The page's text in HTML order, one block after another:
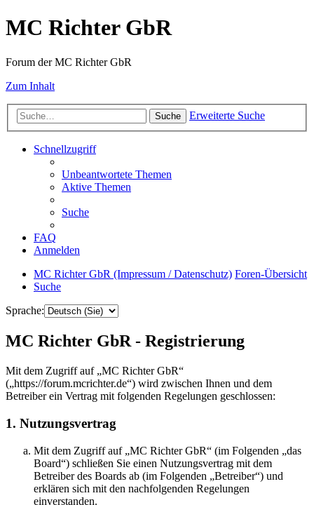
MC Richter GbR
Forum der MC Richter GbR
Zum Inhalt
Suche Erweiterte Suche
Schnellzugriff
Unbeantwortete Themen
Aktive Themen
Suche
FAQ
Anmelden
MC Richter GbR (Impressum / Datenschutz) Foren-Übersicht
Suche
Sprache:
MC Richter GbR - Registrierung
Mit dem Zugriff auf „MC Richter GbR“
(„https://forum.mcrichter.de“) wird zwischen Ihnen und dem
Betreiber ein Vertrag mit folgenden Regelungen geschlossen:
1. Nutzungsvertrag
Mit dem Zugriff auf „MC Richter GbR“ (im Folgenden „das
Board“) schließen Sie einen Nutzungsvertrag mit dem
Betreiber des Boards ab (im Folgenden „Betreiber“) und
erklären sich mit den nachfolgenden Regelungen
einverstanden.